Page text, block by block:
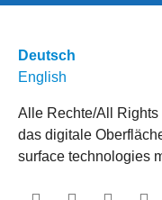
Deutsch
English
Alle Rechte/All
das digitale
surface technologies